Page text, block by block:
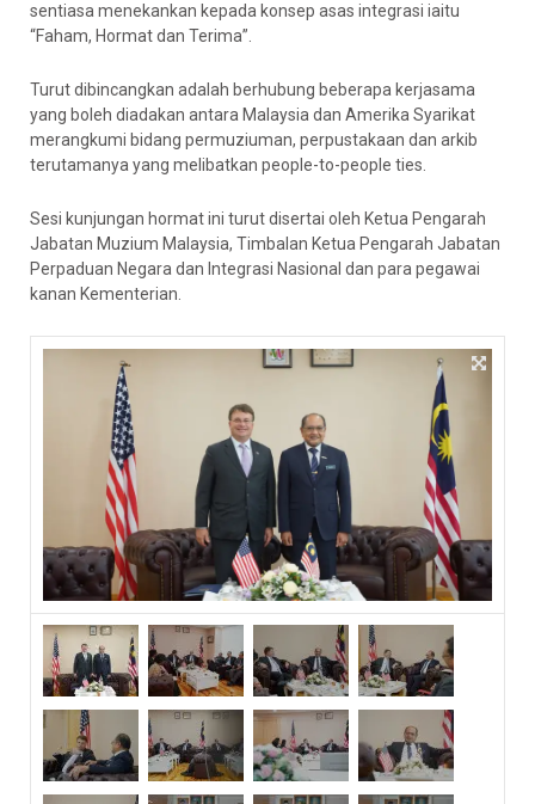
sentiasa menekankan kepada konsep asas integrasi iaitu
“Faham, Hormat dan Terima”.
Turut dibincangkan adalah berhubung beberapa kerjasama
yang boleh diadakan antara Malaysia dan Amerika Syarikat
merangkumi bidang permuziuman, perpustakaan dan arkib
terutamanya yang melibatkan people-to-people ties.
Sesi kunjungan hormat ini turut disertai oleh Ketua Pengarah
Jabatan Muzium Malaysia, Timbalan Ketua Pengarah Jabatan
Perpaduan Negara dan Integrasi Nasional dan para pegawai
kanan Kementerian.